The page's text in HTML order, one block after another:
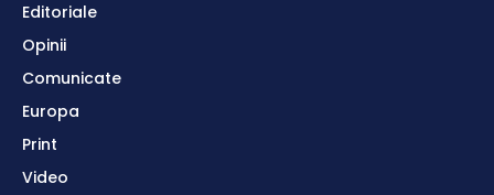
Editoriale
Opinii
Comunicate
Europa
Print
Video